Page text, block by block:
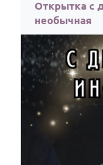
Открытка с
необычная